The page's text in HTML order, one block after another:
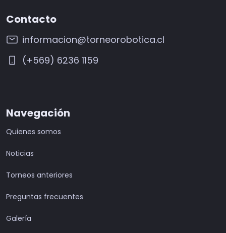
Contacto
informacion@torneorobotica.cl
(+569) 6236 1159
Navegación
Quienes somos
Noticias
Torneos anteriores
Preguntas frecuentes
Galería